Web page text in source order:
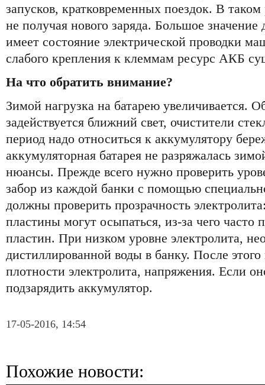
запусков, кратковременных поездок. В
не получая нового заряда. Большое значение
имеет состояние электрической проводки
слабого крепления к клеммам ресурс АКБ
На что обратить внимание?
Зимой нагрузка на батарею увеличивается.
задействуется ближний свет, очистители
период надо относиться к аккумулятору
аккумуляторная батарея не разряжалась
нюансы. Прежде всего нужно проверить
забор из каждой банки с помощью
должны проверить прозрачность
пластины могут осыпаться, из-за чего часто
пластин. При низком уровне электролита,
дистиллированной воды в банку. После
плотности электролита, напряжения. Если
подзарядить аккумулятор.
17-05-2016, 14:54
Похожие новости: